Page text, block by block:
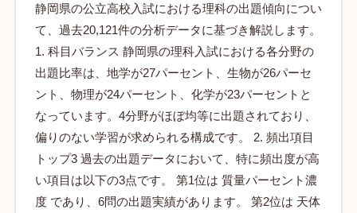
静岡県の公立高校入試における理科の出題傾向につい
て、過去20,121件の分析データに基づき解説します。
1. 科目バランス 静岡県の理科入試における各分野の
出題比率は、地学が27パーセント、生物が26パーセ
ント、物理が24パーセント、化学が23パーセントと
なっています。4分野がほぼ均等に出題されており、
偏りのない学習が求められる構成です。 2. 頻出項目
トップ3 過去の出題データにおいて、特に頻出度が高
い項目は以下の3点です。 第1位は 質量パーセント濃
度 であり、6問の出題実績があります。 第2位は 天体